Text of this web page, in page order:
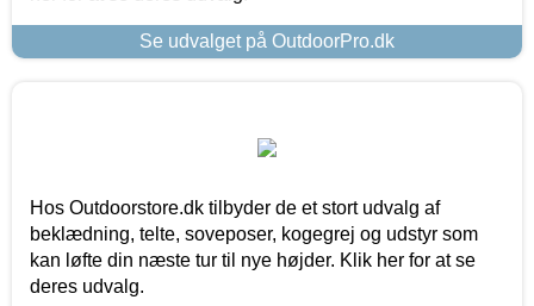
Se udvalget på OutdoorPro.dk
Hos Outdoorstore.dk tilbyder de et stort udvalg af
beklædning, telte, soveposer, kogegrej og udstyr som
kan løfte din næste tur til nye højder. Klik her for at se
deres udvalg.